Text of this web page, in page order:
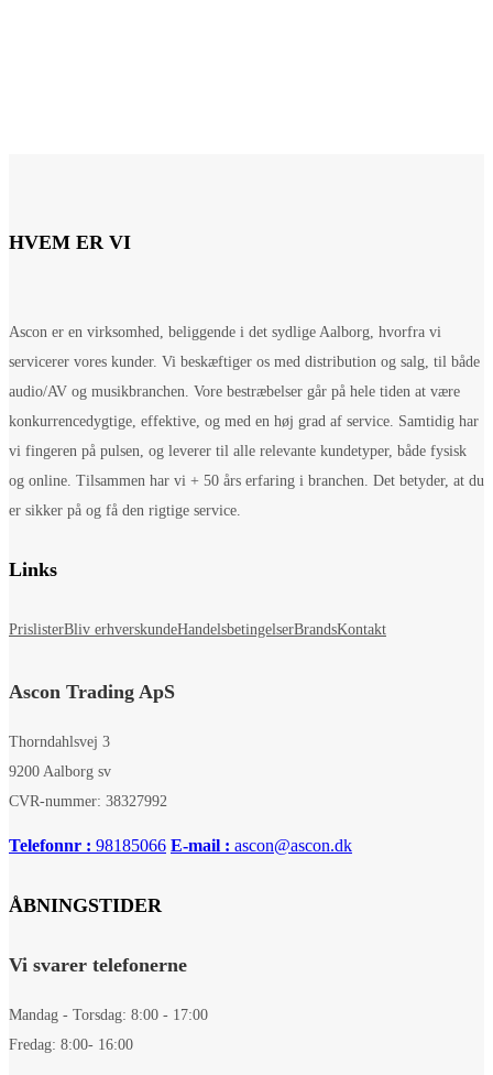
HVEM ER VI
Ascon er en virksomhed, beliggende i det sydlige Aalborg, hvorfra vi
servicerer vores kunder. Vi beskæftiger os med distribution og salg, til både
audio/AV og musikbranchen. Vore bestræbelser går på hele tiden at være
konkurrencedygtige, effektive, og med en høj grad af service. Samtidig har
vi fingeren på pulsen, og leverer til alle relevante kundetyper, både fysisk
og online. Tilsammen har vi + 50 års erfaring i branchen. Det betyder, at du
er sikker på og få den rigtige service.
Links
PrislisterBliv erhverskundeHandelsbetingelserBrandsKontakt
Ascon Trading ApS
Thorndahlsvej 3
9200 Aalborg sv
CVR-nummer: 38327992
Telefonnr : 98185066 E-mail : ascon@ascon.dk
ÅBNINGSTIDER
Vi svarer telefonerne
Mandag - Torsdag: 8:00 - 17:00
Fredag: 8:00- 16:00